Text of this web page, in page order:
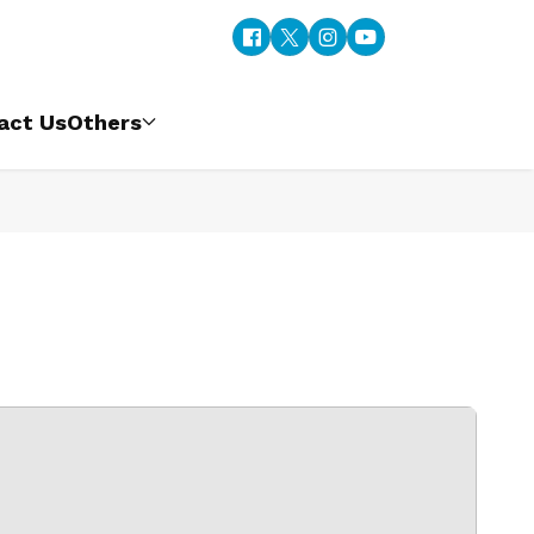
UsOthers